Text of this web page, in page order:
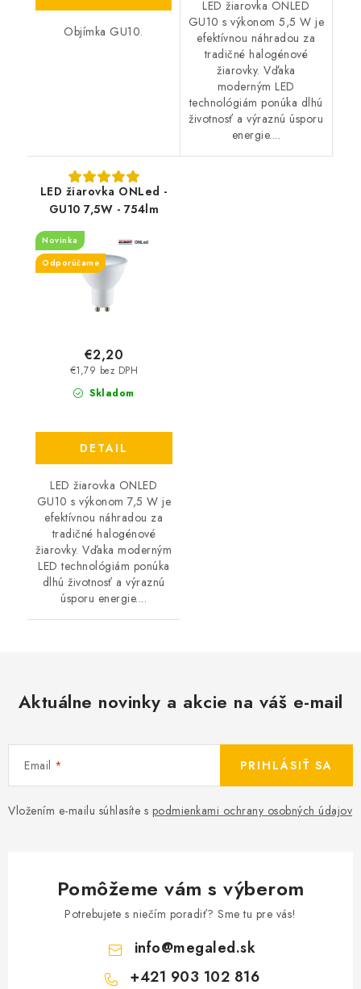
Objímka GU10.
LED žiarovka ONLED
GU10 s výkonom 5,5 W je
efektívnou náhradou za
tradičné halogénové
žiarovky. Vďaka
moderným LED
technológiám ponúka dlhú
životnosť a výraznú úsporu
energie....
LED žiarovka ONLed -
GU10 7,5W - 754lm
Novinka
Odporúčame
Skladom
€1,79 bez DPH
€2,20
DETAIL
LED žiarovka ONLED
GU10 s výkonom 7,5 W je
efektívnou náhradou za
tradičné halogénové
žiarovky. Vďaka moderným
LED technológiám ponúka
dlhú životnosť a výraznú
úsporu energie....
Aktuálne novinky a akcie na váš e-mail
Email
Vložením e-mailu súhlasíte s podmienkami ochrany osobných údajov
PRIHLÁSIŤ SA
Pomôžeme vám s výberom
Potrebujete s niečím poradiť? Sme tu pre vás!
info@megaled.sk
+421 903 102 816